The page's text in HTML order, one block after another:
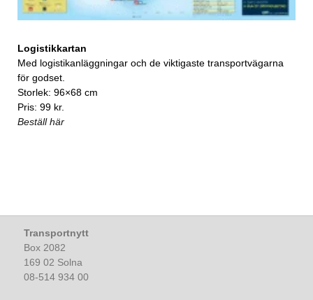
Logistikkartan
Med logistikanläggningar och de viktigaste transportvägarna
för godset.
Storlek: 96×68 cm
Pris: 99 kr.
Beställ här
Transportnytt
Box 2082
169 02 Solna
08-514 934 00